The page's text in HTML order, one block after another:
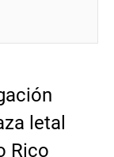
letal
Rico